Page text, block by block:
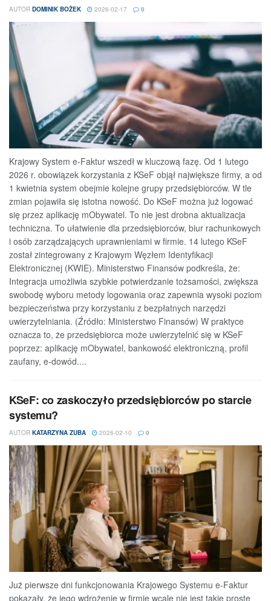
AUTOR DOMINIK BOŻEK 2026-02-17 0
Krajowy System e-Faktur wszedł w kluczową fazę. Od 1 lutego
2026 r. obowiązek korzystania z KSeF objął największe firmy, a od
1 kwietnia system obejmie kolejne grupy przedsiębiorców. W tle
zmian pojawiła się istotna nowość. Do KSeF można już logować
się przez aplikację mObywatel. To nie jest drobna aktualizacja
techniczna. To ułatwienie dla przedsiębiorców, biur rachunkowych
i osób zarządzających uprawnieniami w firmie. 14 lutego KSeF
został zintegrowany z Krajowym Węzłem Identyfikacji
Elektronicznej (KWIE). Ministerstwo Finansów podkreśla, że:
Integracja umożliwia szybkie potwierdzanie tożsamości, zwiększa
swobodę wyboru metody logowania oraz zapewnia wysoki poziom
bezpieczeństwa przy korzystaniu z bezpłatnych narzędzi
uwierzytelniania. (Źródło: Ministerstwo Finansów) W praktyce
oznacza to, że przedsiębiorca może uwierzytelnić się w KSeF
poprzez: aplikację mObywatel, bankowość elektroniczną, profil
zaufany, e-dowód....
KSeF: co zaskoczyło przedsiębiorców po starcie
systemu?
AUTOR KATARZYNA ZUBA 2026-02-10 0
Już pierwsze dni funkcjonowania Krajowego Systemu e-Faktur
pokazały, że jego wdrożenie w firmie wcale nie jest takie proste